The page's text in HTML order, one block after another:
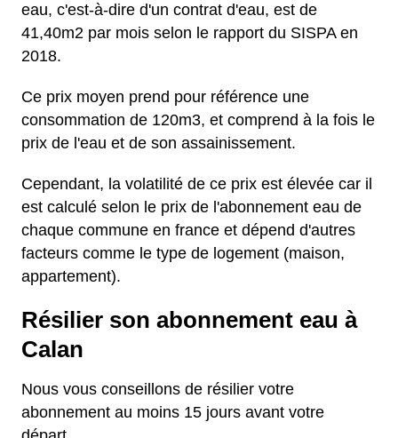
eau, c'est-à-dire d'un contrat d'eau, est de
41,40m2 par mois selon le rapport du SISPA en
2018.
Ce prix moyen prend pour référence une
consommation de 120m3, et comprend à la fois le
prix de l'eau et de son assainissement.
Cependant, la volatilité de ce prix est élevée car il
est calculé selon le prix de l'abonnement eau de
chaque commune en france et dépend d'autres
facteurs comme le type de logement (maison,
appartement).
Résilier son abonnement eau à
Calan
Nous vous conseillons de résilier votre
abonnement au moins 15 jours avant votre